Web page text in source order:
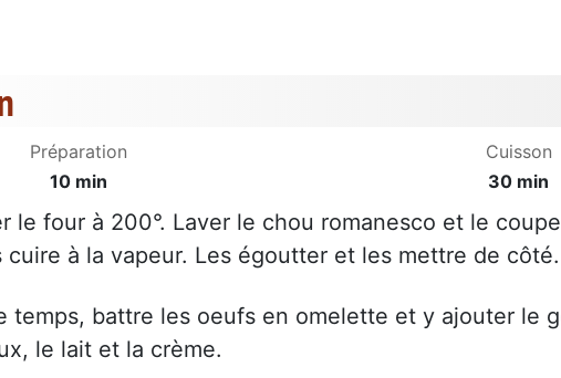
Préparation
10 min
Cuisson
30 min
le four à 200°. Laver le chou romanesco et le
cuire à la vapeur. Les égoutter et les mettre de côté.
temps, battre les oeufs en omelette et y ajouter le
le lait et la crème.